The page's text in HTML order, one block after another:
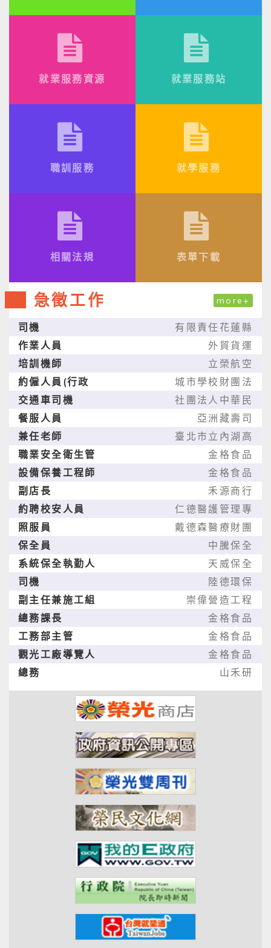
就業服務資源 就業服務站
職訓服務 就學服務
相關法規 表單下載
急徵工作 more+
司機
有限責任花蓮縣
作業人員
外貿貨運
培訓機師
立榮航空
約僱人員(行政
城市學校財團法
交通車司機
社團法人中華民
餐服人員
亞洲藏壽司
兼任老師
臺北市立內湖高
職業安全衛生管
金格食品
設備保養工程師
金格食品
副店長
禾源商行
約聘校安人員
仁德醫護管理專
照服員
戴德森醫療財團
保全員
中騰保全
系統保全執勤人
天威保全
司機
陸德環保
副主任兼施工組
崇偉營造工程
總務課長
金格食品
工務部主管
金格食品
觀光工廠導覽人
金格食品
總務
山禾研